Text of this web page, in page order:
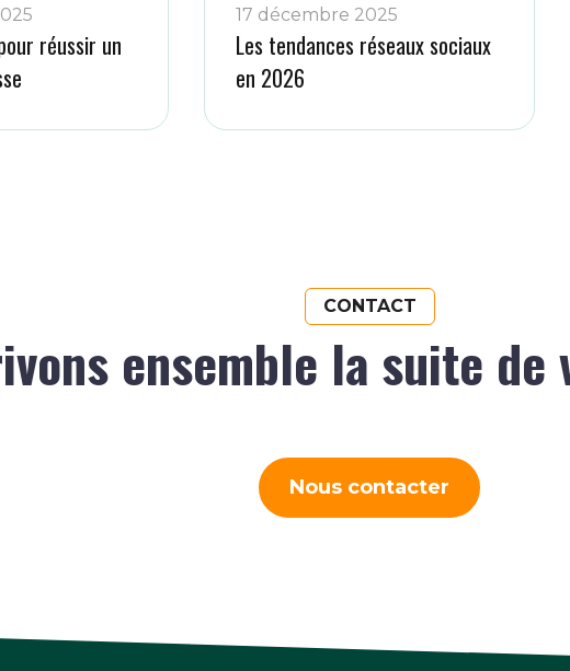
réussir un
17 décembre 2025
Les tendances réseaux sociaux
en 2026
CONTACT
ensemble la suite
Nous contacter